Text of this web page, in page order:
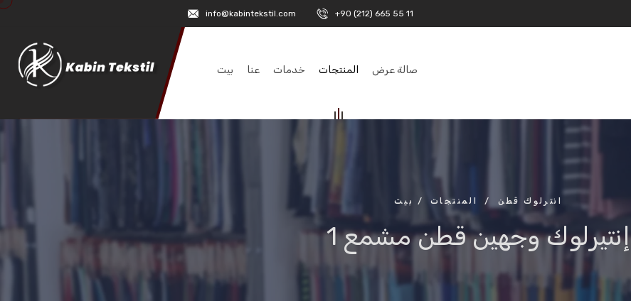
info@kabintekstil.com +90 (212) 665 55 11
بيت عنا خدمات المنتجات صالة عرض
بيت / المنتجات / انترلوك قطن
إنتيرلوك وجهين قطن مشمع 1